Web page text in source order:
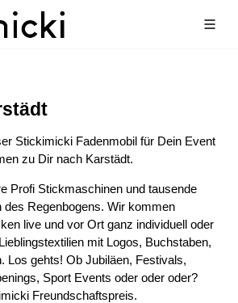
Stickimicki Fadenmobil für Dein Event
zu Dir nach Karstädt.
Profi Stickmaschinen und tausende
des Regenbogens. Wir kommen
live und vor Ort ganz individuell oder
mit Logos, Buchstaben,
Los gehts! Ob Jubiläen, Festivals,
Sport Events oder oder oder?
Freundschaftspreis.